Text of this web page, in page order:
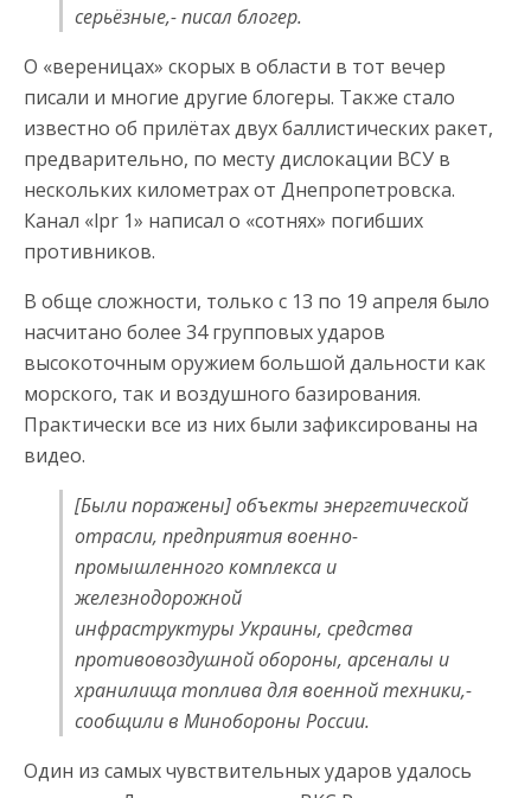
серьёзные,- писал блогер.
О «вереницах» скорых в области в тот вечер
писали и многие другие блогеры. Также стало
известно об прилётах двух баллистических ракет,
предварительно, по месту дислокации ВСУ в
нескольких километрах от Днепропетровска.
Канал «lpr 1» написал о «сотнях» погибших
противников.
В обще сложности, только с 13 по 19 апреля было
насчитано более 34 групповых ударов
высокоточным оружием большой дальности как
морского, так и воздушного базирования.
Практически все из них были зафиксированы на
видео.
[Были поражены] объекты энергетической
отрасли, предприятия военно-
промышленного комплекса и
железнодорожной
инфраструктуры Украины, средства
противовоздушной обороны, арсеналы и
хранилища топлива для военной техники,-
сообщили в Минобороны России.
Один из самых чувствительных ударов удалось